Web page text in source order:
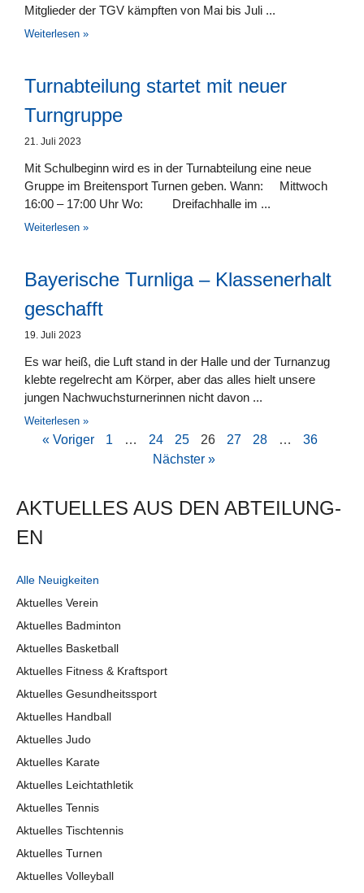
AKTUELLES AUS DEN AB­TEI­LUNG­
EN
Alle Neuigkeiten
Aktuelles Verein
Aktuelles Badminton
Aktuelles Basketball
Aktuelles Fitness & Kraftsport
Aktuelles Gesundheitssport
Aktuelles Handball
Aktuelles Judo
Aktuelles Karate
Aktuelles Leichtathletik
Aktuelles Tennis
Aktuelles Tischtennis
Aktuelles Turnen
Aktuelles Volleyball
Mitglieder der TGV kämpften von Mai bis Juli
Weiterlesen »
Turnabteilung startet mit neuer
Turngruppe
21. Juli 2023
Mit Schulbeginn wird es in der Turnabteilung eine neue
Gruppe im Breitensport Turnen geben. Wann: Mittwoch
16:00 – 17:00 Uhr Wo: Dreifachhalle im
Weiterlesen »
Bayerische Turnliga – Klassenerhalt
geschafft
19. Juli 2023
Es war heiß, die Luft stand in der Halle und der Turnanzug
klebte regelrecht am Körper, aber das alles hielt unsere
jungen Nachwuchsturnerinnen nicht davon
Weiterlesen »
« Voriger 1 … 24 25 26 27 28 …
36
Nächster »